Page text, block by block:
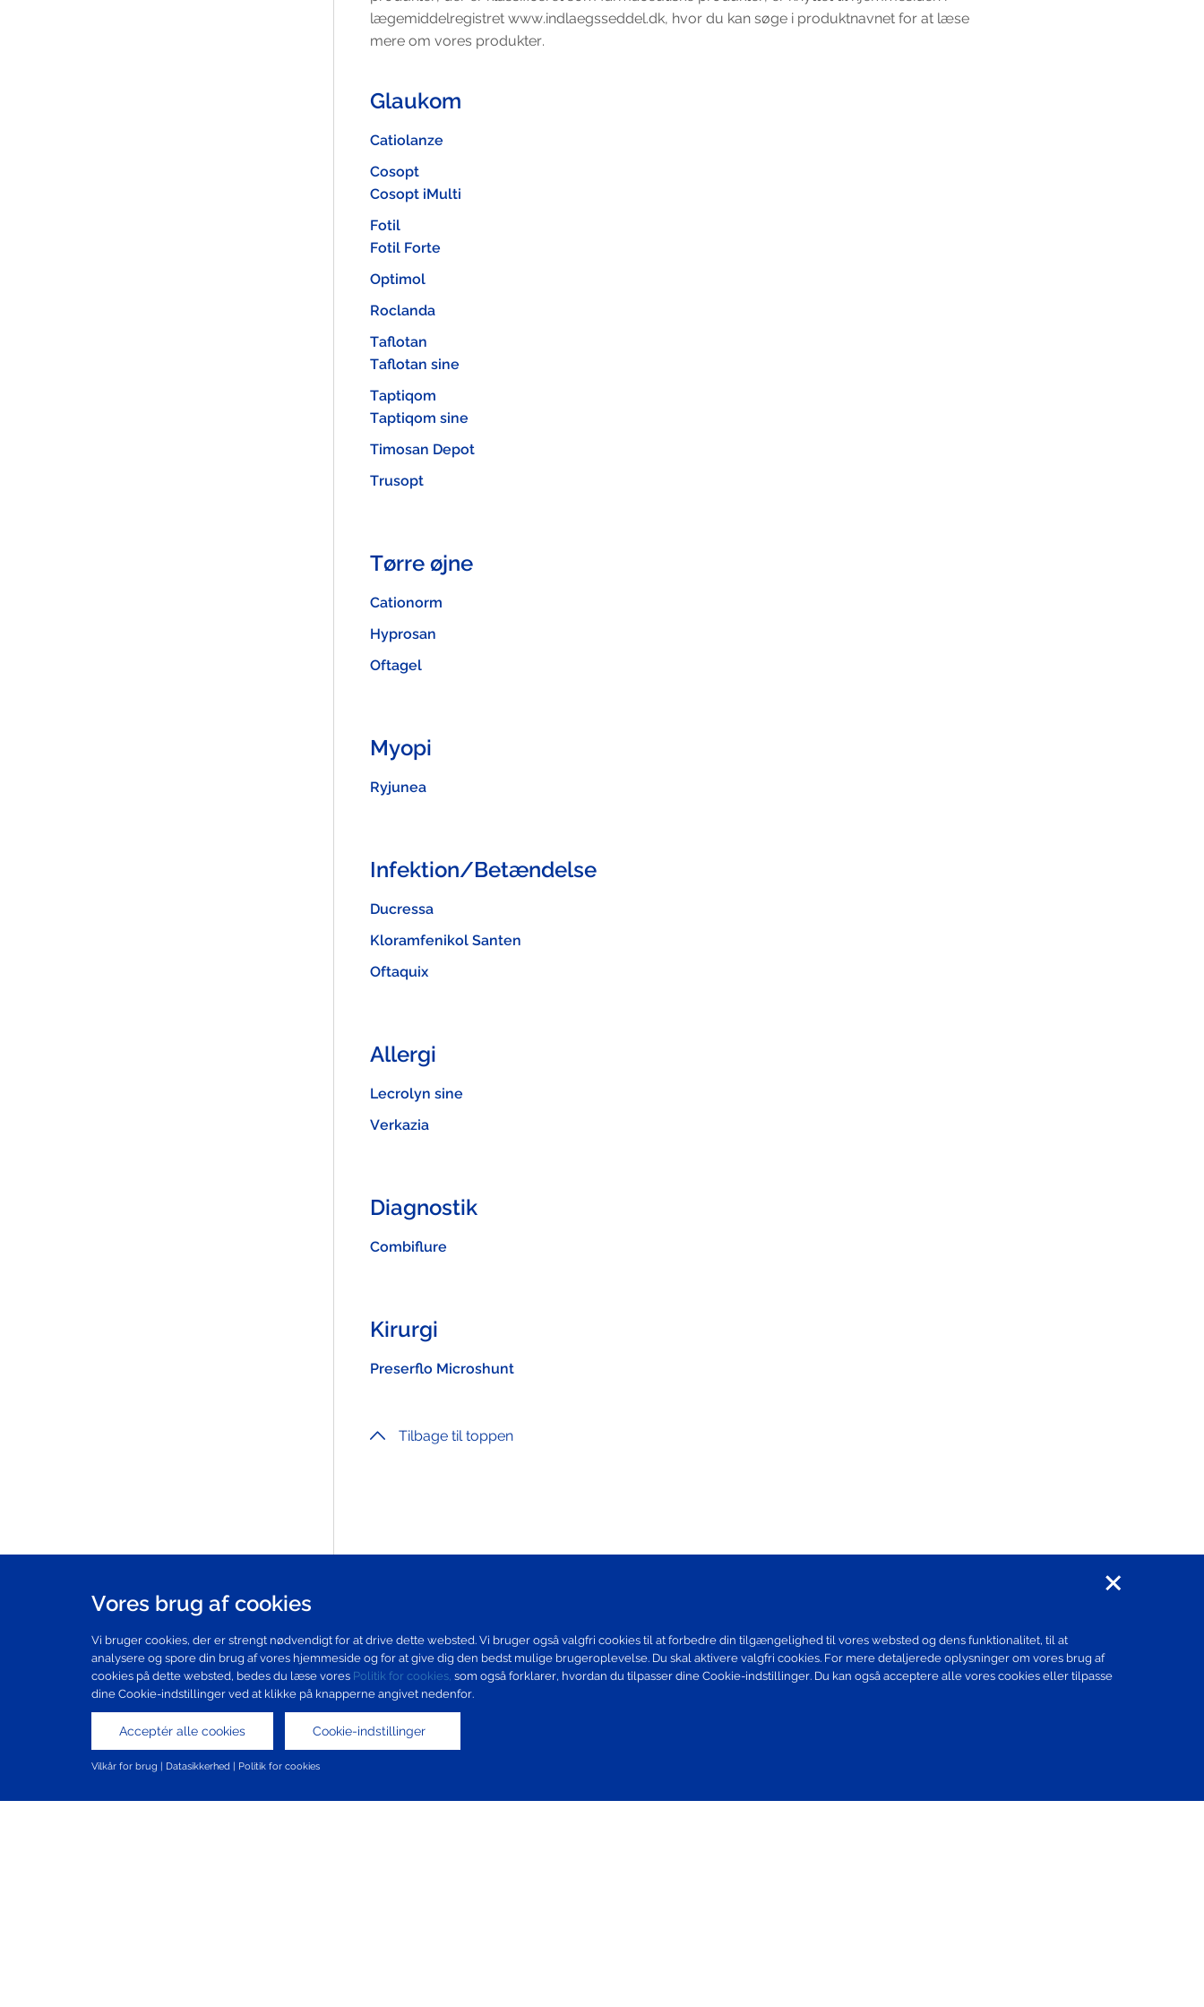
Gå til Santens websted for Europa, hvis du
lægemiddelregistret www.indlaegsseddel.dk, hvor du kan søge i produktnavnet for at læse
mere om vores produkter.
Glaukom
Catiolanze
Cosopt
Cosopt iMulti
Fotil
Fotil Forte
Optimol
Roclanda
Taflotan
Taflotan sine
Taptiqom
Taptiqom sine
Timosan Depot
Trusopt
Tørre øjne
Cationorm
Hyprosan
Oftagel
Myopi
Ryjunea
Infektion/Betændelse
Ducressa
Kloramfenikol Santen
Oftaquix
Allergi
Lecrolyn sine
Verkazia
Diagnostik
Combiflure
Kirurgi
Preserflo Microshunt
Tilbage til toppen
Vores brug af cookies
Vi bruger cookies, der er strengt nødvendigt for at drive dette websted. Vi bruger også valgfri cookies til at forbedre din tilgængelighed til vores websted og dens funktionalitet, til at
analysere og spore din brug af vores hjemmeside og for at give dig den bedst mulige brugeroplevelse. Du skal aktivere valgfri cookies. For mere detaljerede oplysninger om vores brug af
cookies på dette websted, bedes du læse vores Politik for cookies, som også forklarer, hvordan du tilpasser dine Cookie-indstillinger. Du kan også acceptere alle vores cookies eller tilpasse
dine Cookie-indstillinger ved at klikke på knapperne angivet nedenfor.
Acceptér alle cookies Cookie-indstillinger
Vilkår for brug | Datasikkerhed | Politik for cookies